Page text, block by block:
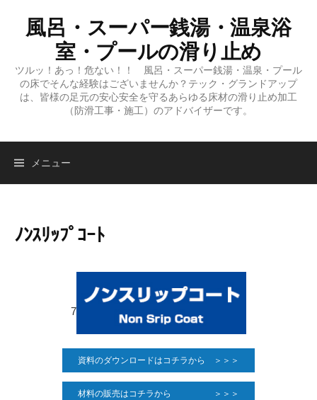
風呂・スーパー銭湯・温泉浴
室・プールの滑り止め
ツルッ！あっ！危ない！！ 風呂・スーパー銭湯・温泉・プール
の床でそんな経験はございませんか？テック・グランドアップ
は、皆様の足元の安心安全を守るあらゆる床材の滑り止め加工
（防滑工事・施工）のアドバイザーです。
メニュー
ﾉﾝｽﾘｯﾌﾟｺｰﾄ
7
資料のダウンロードはコチラから ＞＞＞
材料の販売はコチラから ＞＞＞